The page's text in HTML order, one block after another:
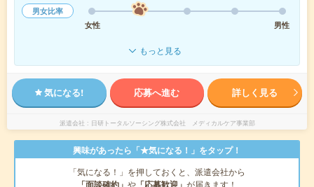
男女比率
女性
男性
もっと見る
気になる! 応募へ進む 詳しく見る
派遣会社 日研トータルソーシング株式会社 メディカルケア事業部
興味があったら「★気になる！」をタップ！
「気になる！」を押しておくと、派遣会社から
「面談確約」 や 「応募歓迎」 が届きます！